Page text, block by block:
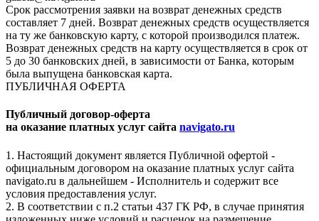
Срок рассмотрения заявки на возврат денежных средств
составляет 7 дней. Возврат денежных средств осуществляется
на ту же банковскую карту, с которой производился платеж.
Возврат денежных средств на карту осуществляется в срок от
5 до 30 банковских дней, в зависимости от Банка, которым
была выпущена банковская карта.
ПУБЛИЧНАЯ ОФЕРТА
Публичный договор-оферта
на оказание платных услуг сайта navigato.ru
1. Настоящий документ является Публичной офертой -
официальным договором на оказание платных услуг сайта
navigato.ru в дальнейшем - Исполнитель и содержит все
условия предоставления услуг.
2. В соответствии с п.2 статьи 437 ГК РФ, в случае принятия